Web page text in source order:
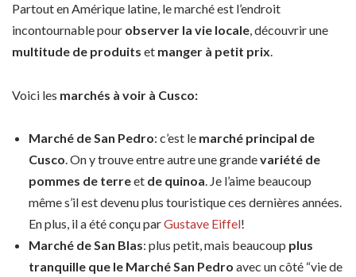
Partout en Amérique latine, le marché est l’endroit
incontournable pour observer la vie locale, découvrir une
multitude de produits et manger à petit prix.
Voici les marchés à voir à Cusco:
Marché de San Pedro: c’est le marché principal de
Cusco. On y trouve entre autre une grandevariété de
pommes de terreet de quinoa. Je l’aime beaucoup
même s’il est devenu plus touristique ces dernières années.
En plus, il a été conçu parGustave Eiffel!
Marché de San Blas: plus petit, mais beaucoup plus
tranquille que le Marché San Pedro avec un côté “vie de